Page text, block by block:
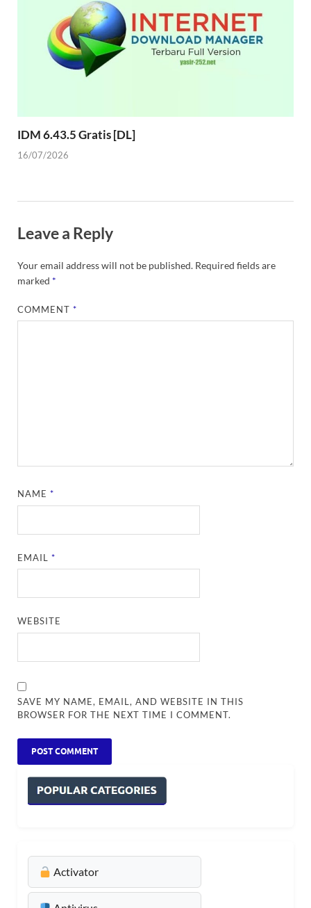
IDM 6.43.5 Gratis [DL]
16/07/2026
Leave a Reply
Your email address will not be published. Required fields are
marked *
COMMENT*
NAME*
EMAIL*
WEBSITE
SAVE MY NAME, EMAIL, AND WEBSITE IN THIS
BROWSER FOR THE NEXT TIME I COMMENT.
Activator